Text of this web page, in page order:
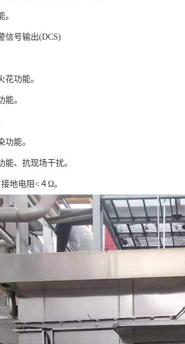
。
信号输出(DCS)
花功能。
能。
功能。
能、抗现场干扰。
地电阻<４Ω。